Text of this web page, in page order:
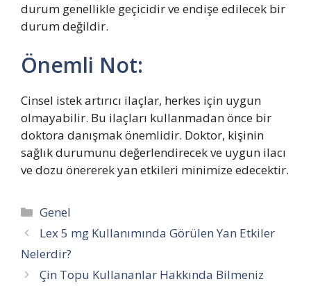
durum genellikle geçicidir ve endişe edilecek bir
durum değildir.
Önemli Not:
Cinsel istek artırıcı ilaçlar, herkes için uygun
olmayabilir. Bu ilaçları kullanmadan önce bir
doktora danışmak önemlidir. Doktor, kişinin
sağlık durumunu değerlendirecek ve uygun ilacı
ve dozu önererek yan etkileri minimize edecektir.
Kategoriler
Genel
Lex 5 mg Kullanımında Görülen Yan Etkiler
Nelerdir?
Çin Topu Kullananlar Hakkında Bilmeniz